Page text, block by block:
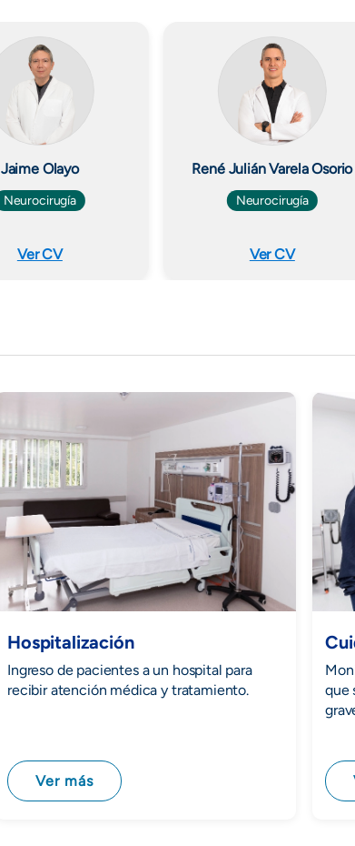
Jaime Olayo
Neurocirugía
Ver CV
René Julián Varela Osorio
Neurocirugía
Ver CV
Hospitalización
Ingreso de pacientes a un hospital para
recibir atención médica y tratamiento.
Ver más
que